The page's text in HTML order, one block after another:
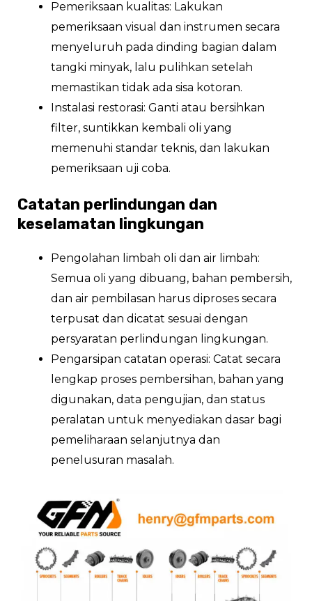
Pemeriksaan kualitas: Lakukan
pemeriksaan visual dan instrumen secara
menyeluruh pada dinding bagian dalam
tangki minyak, lalu pulihkan setelah
memastikan tidak ada sisa kotoran.
Instalasi restorasi: Ganti atau bersihkan
filter, suntikkan kembali oli yang
memenuhi standar teknis, dan lakukan
pemeriksaan uji coba.
Catatan perlindungan dan
keselamatan lingkungan
Pengolahan limbah oli dan air limbah:
Semua oli yang dibuang, bahan pembersih,
dan air pembilasan harus diproses secara
terpusat dan dicatat sesuai dengan
persyaratan perlindungan lingkungan.
Pengarsipan catatan operasi: Catat secara
lengkap proses pembersihan, bahan yang
digunakan, data pengujian, dan status
peralatan untuk menyediakan dasar bagi
pemeliharaan selanjutnya dan
penelusuran masalah.